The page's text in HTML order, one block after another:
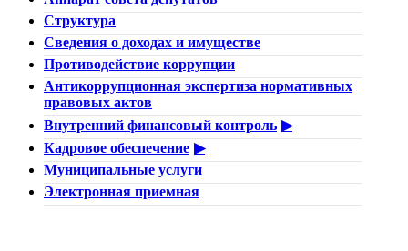
Структура
Сведения о доходах и имуществе
Противодействие коррупции
Антикоррупционная экспертиза нормативных
правовых актов
Внутренний финансовый контроль
Кадровое обеспечение
Муниципальные услуги
Электронная приемная